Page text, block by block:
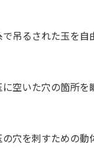
吊るされた玉を自
空いた穴の箇所を
穴を刺すための動